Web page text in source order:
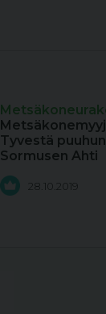
Tyvestä
Sormusen Ahti
28.10.2019